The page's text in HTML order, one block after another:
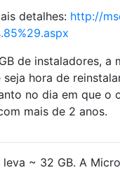
detalhes: http://
de instaladores, a
hora de
no dia em que o
mais de 2 anos.
~ 32 GB. A